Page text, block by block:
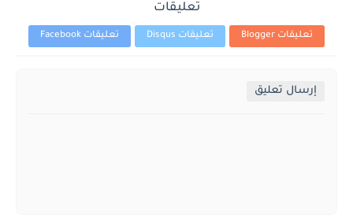
تعليقات
تعليقات Blogger تعليقات Disqus تعليقات Facebook
إرسال تعليق